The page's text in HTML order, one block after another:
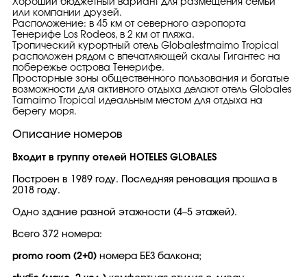
Хороший бюджетный вариант для размещения семьи
или компании друзей.
Расположение: в 45 км от северного аэропорта
Тенерифе Los Rodeos, в 2 км от пляжа.
Тропический курортный отель Globalestmaimo Tropical
расположен рядом с впечатляющей скалы Гигантес на
побережье острова Тенерифе.
Просторные зоны общественного пользования и богатые
возможности для активного отдыха делают отель Globales
Tamaimo Tropical идеальным местом для отдыха на
берегу моря.
Описание номеров
Входит в группу отелей HOTELES GLOBALES
Построен в 1989 году. Последняя реновация прошла в
2018 году.
Одно здание разной этажности (4–5 этажей).
Всего 372 номера:
promo room (2+0) номера БЕЗ балкона;